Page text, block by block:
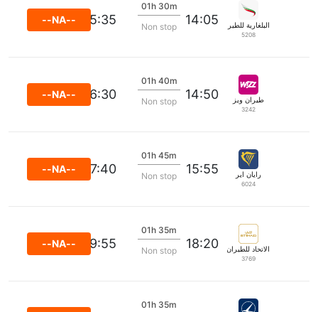
البلغارية للطيران
5208
14:05
01h 30m
Non stop
15:35
--NA--
طيران ويز
3242
14:50
01h 40m
Non stop
16:30
--NA--
رايان اير
6024
15:55
01h 45m
Non stop
17:40
--NA--
الاتحاد للطيران
3769
18:20
01h 35m
Non stop
19:55
--NA--
01h 35m